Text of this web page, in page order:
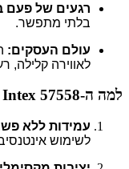
רגעים של פעם
בלתי מתפשר.
עולם העסקים:
לאווירה קלילה,
למה ה-Intex 57558 הוא הבחירה המושלמת?
עמידות ללא
לשימוש